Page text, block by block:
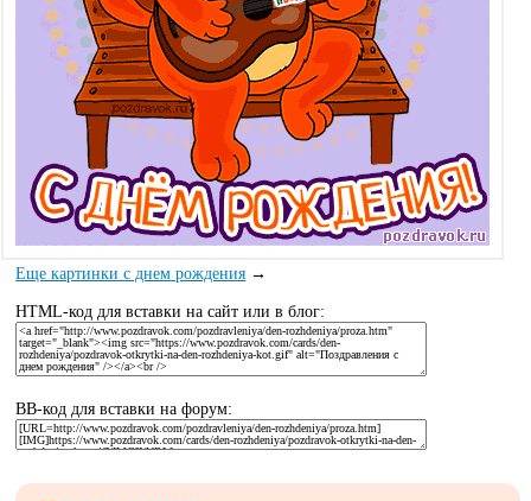
Еще картинки с днем рождения →
HTML-код для вставки на сайт или в блог:
BB-код для вставки на форум: